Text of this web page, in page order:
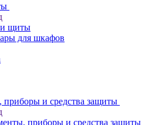
щиты
для шкафов
и средства защиты
приборы и средства защиты